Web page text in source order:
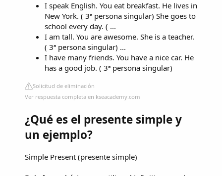
I speak English. You eat breakfast. He lives in
New York. ( 3ª persona singular) She goes to
school every day. ( ...
I am tall. You are awesome. She is a teacher.
( 3ª persona singular) ...
I have many friends. You have a nice car. He
has a good job. ( 3ª persona singular)
Solicitud de eliminación
Ver respuesta completa en kseacademy.com
¿Qué es el presente simple y
un ejemplo?
Simple Present (presente simple)